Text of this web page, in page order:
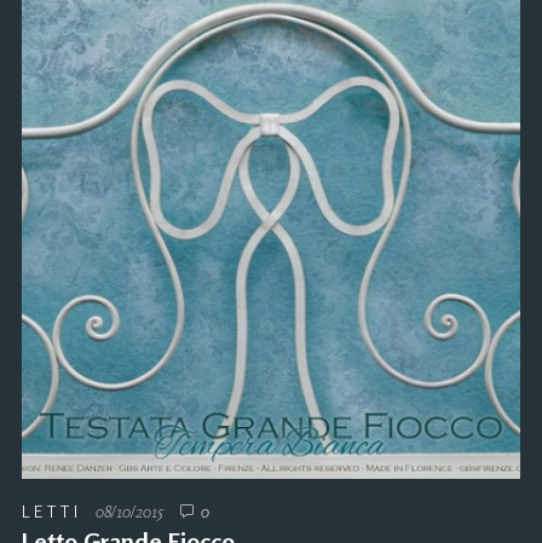
LETTI 08/10/2015 0